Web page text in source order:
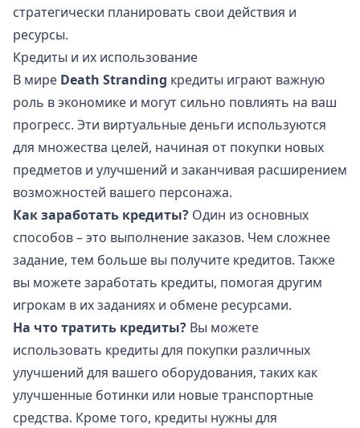
стратегически планировать свои действия и
ресурсы.
Кредиты и их использование
В мире Death Stranding кредиты играют важную
роль в экономике и могут сильно повлиять на ваш
прогресс. Эти виртуальные деньги используются
для множества целей, начиная от покупки новых
предметов и улучшений и заканчивая расширением
возможностей вашего персонажа.
Как заработать кредиты? Один из основных
способов – это выполнение заказов. Чем сложнее
задание, тем больше вы получите кредитов. Также
вы можете заработать кредиты, помогая другим
игрокам в их заданиях и обмене ресурсами.
На что тратить кредиты? Вы можете
использовать кредиты для покупки различных
улучшений для вашего оборудования, таких как
улучшенные ботинки или новые транспортные
средства. Кроме того, кредиты нужны для